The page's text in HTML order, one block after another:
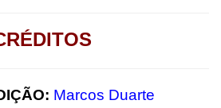
Marcos Duarte